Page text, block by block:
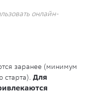
онлайн-
заранее (минимум
старта). Для